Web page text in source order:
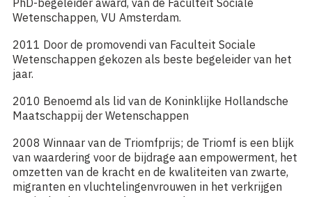
Wetenschappen, VU Amsterdam.
2011 Door de promovendi van Faculteit Sociale
Wetenschappen gekozen als beste begeleider van het
jaar.
2010 Benoemd als lid van de Koninklijke Hollandsche
Maatschappij der Wetenschappen
2008 Winnaar van de Triomfprijs; de Triomf is een blijk
van waardering voor de bijdrage aan empowerment, het
omzetten van de kracht en de kwaliteiten van zwarte,
migranten en vluchtelingenvrouwen in het verkrijgen